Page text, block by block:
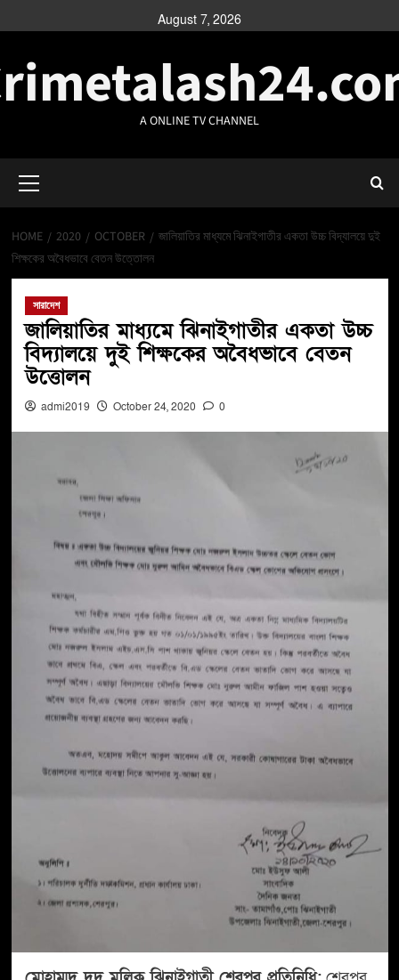
August 7, 2026
A ONLINE TV CHANNEL
HOME 2020 OCTOBER
জালিয়াতির মাধ্যমে ঝিনাইগাতীর একতা উচ্চ বিদ্যালয়ে দুই
শিক্ষকের অবৈধভাবে বেতন উত্তোলন
সারাদেশ
জালিয়াতির মাধ্যমে ঝিনাইগাতীর একতা উচ্চ
বিদ্যালয়ে দুই শিক্ষকের অবৈধভাবে বেতন
উত্তোলন
admi2019 October 24, 2020 0